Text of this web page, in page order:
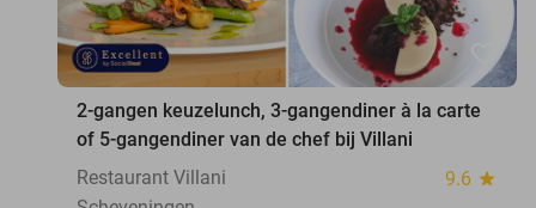
2-gangen keuzelunch, 3-gangendiner à la carte
of 5-gangendiner van de chef bij Villani
Restaurant Villani
9.6 star